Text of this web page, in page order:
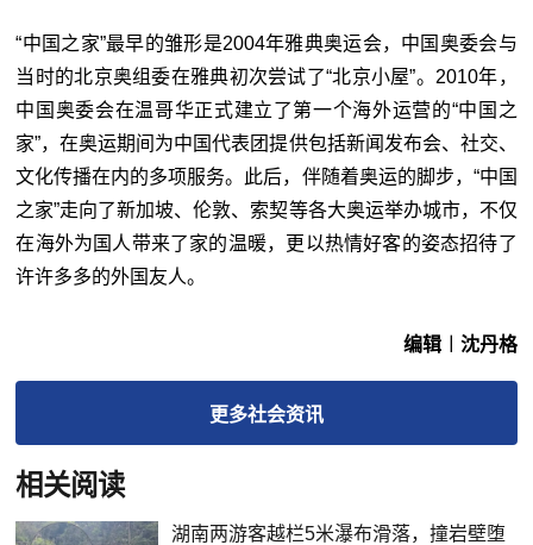
“中国之家”最早的雏形是2004年雅典奥运会，中国奥委会与
当时的北京奥组委在雅典初次尝试了“北京小屋”。2010年，
中国奥委会在温哥华正式建立了第一个海外运营的“中国之
家”，在奥运期间为中国代表团提供包括新闻发布会、社交、
文化传播在内的多项服务。此后，伴随着奥运的脚步，“中国
之家”走向了新加坡、伦敦、索契等各大奥运举办城市，不仅
在海外为国人带来了家的温暖，更以热情好客的姿态招待了
许许多多的外国友人。
编辑︱沈丹格
更多社会资讯
相关阅读
湖南两游客越栏5米瀑布滑落，撞岩壁堕